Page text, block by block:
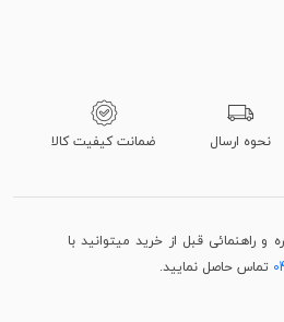
نحوه ارسال ضمانت کیفیت کالا
راهنمائی قبل از خرید میتوانید با
تماس حاصل نمایید.